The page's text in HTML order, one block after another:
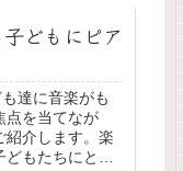
どもにピア
達に音楽がも
点を当てなが
紹介します。楽
もたちにとっ